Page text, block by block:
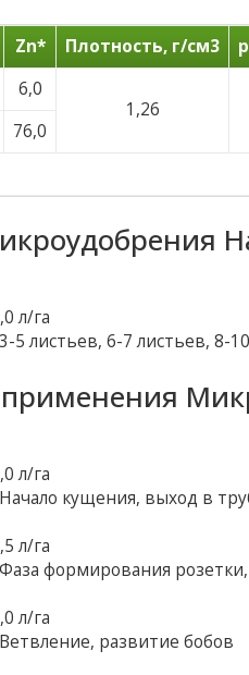
Zn* Плотность, г/см3
6,0
1,26
76,0
л/га
5 листьев, 6-7 листьев, 8-
л/га
кущения, выход в
л/га
формирования
л/га
развитие бобов